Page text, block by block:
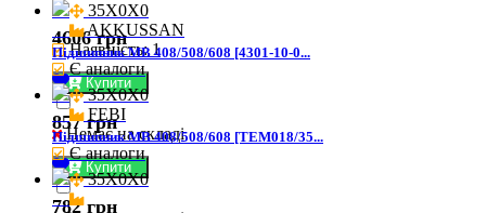
4606 грн
Купити
35X0X0
AKKUSSAN
Наявність: 1
Є аналоги
857 грн
Купити
Підшипник MB 408/508/608 [4301-10-0...
35X0X0
FEBI
Немає на складі
Є аналоги
782 грн
Підшипник MB 408/508/608 [TEM018/35...
35X0X0